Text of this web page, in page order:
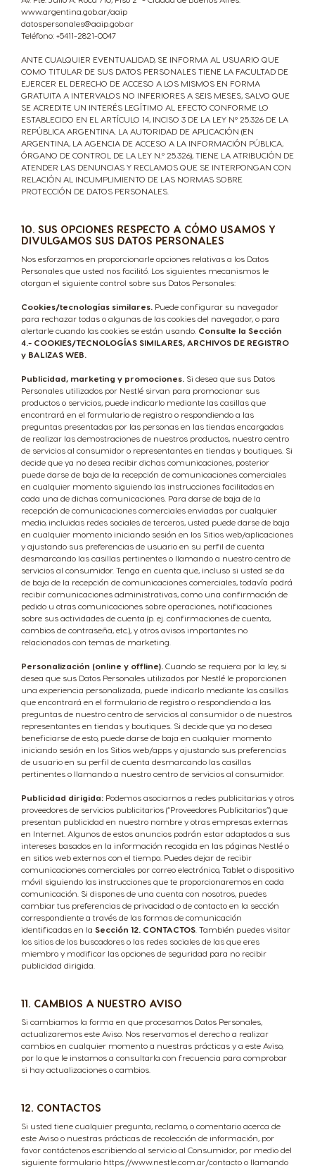
www.argentina.gob.ar/aaip
datospersonales@aaip.gob.ar
Teléfono: +5411-2821-0047
ANTE CUALQUIER EVENTUALIDAD, SE INFORMA AL USUARIO QUE
COMO TITULAR DE SUS DATOS PERSONALES TIENE LA FACULTAD DE
EJERCER EL DERECHO DE ACCESO A LOS MISMOS EN FORMA
GRATUITA A INTERVALOS NO INFERIORES A SEIS MESES, SALVO QUE
SE ACREDITE UN INTERÉS LEGÍTIMO AL EFECTO CONFORME LO
ESTABLECIDO EN EL ARTÍCULO 14, INCISO 3 DE LA LEY Nº 25.326 DE LA
REPÚBLICA ARGENTINA. LA AUTORIDAD DE APLICACIÓN (EN
ARGENTINA, LA AGENCIA DE ACCESO A LA INFORMACIÓN PÚBLICA,
ÓRGANO DE CONTROL DE LA LEY N.º 25.326), TIENE LA ATRIBUCIÓN DE
ATENDER LAS DENUNCIAS Y RECLAMOS QUE SE INTERPONGAN CON
RELACIÓN AL INCUMPLIMIENTO DE LAS NORMAS SOBRE
PROTECCIÓN DE DATOS PERSONALES.
10. SUS OPCIONES RESPECTO A CÓMO USAMOS Y
DIVULGAMOS SUS DATOS PERSONALES
Nos esforzamos en proporcionarle opciones relativas a los Datos
Personales que usted nos facilitó. Los siguientes mecanismos le
otorgan el siguiente control sobre sus Datos Personales:
Cookies/tecnologías similares. Puede configurar su navegador
para rechazar todas o algunas de las cookies del navegador, o para
alertarle cuando las cookies se están usando. Consulte la Sección
4.- COOKIES/TECNOLOGÍAS SIMILARES, ARCHIVOS DE REGISTRO
y BALIZAS WEB.
Publicidad, marketing y promociones. Si desea que sus Datos
Personales utilizados por Nestlé sirvan para promocionar sus
productos o servicios, puede indicarlo mediante las casillas que
encontrará en el formulario de registro o respondiendo a las
preguntas presentadas por las personas en las tiendas encargadas
de realizar las demostraciones de nuestros productos, nuestro centro
de servicios al consumidor o representantes en tiendas y boutiques. Si
decide que ya no desea recibir dichas comunicaciones, posterior
puede darse de baja de la recepción de comunicaciones comerciales
en cualquier momento siguiendo las instrucciones facilitadas en
cada una de dichas comunicaciones. Para darse de baja de la
recepción de comunicaciones comerciales enviadas por cualquier
medio, incluidas redes sociales de terceros, usted puede darse de baja
en cualquier momento iniciando sesión en los Sitios web/aplicaciones
y ajustando sus preferencias de usuario en su perfil de cuenta
desmarcando las casillas pertinentes o llamando a nuestro centro de
servicios al consumidor. Tenga en cuenta que, incluso si usted se da
de baja de la recepción de comunicaciones comerciales, todavía podrá
recibir comunicaciones administrativas, como una confirmación de
pedido u otras comunicaciones sobre operaciones, notificaciones
sobre sus actividades de cuenta (p. ej. confirmaciones de cuenta,
cambios de contraseña, etc.), y otros avisos importantes no
relacionados con temas de marketing.
Personalización (online y offline). Cuando se requiera por la ley, si
desea que sus Datos Personales utilizados por Nestlé le proporcionen
una experiencia personalizada, puede indicarlo mediante las casillas
que encontrará en el formulario de registro o respondiendo a las
preguntas de nuestro centro de servicios al consumidor o de nuestros
representantes en tiendas y boutiques. Si decide que ya no desea
beneficiarse de esto, puede darse de baja en cualquier momento
iniciando sesión en los Sitios web/apps y ajustando sus preferencias
de usuario en su perfil de cuenta desmarcando las casillas
pertinentes o llamando a nuestro centro de servicios al consumidor.
Publicidad dirigida: Podemos asociarnos a redes publicitarias y otros
proveedores de servicios publicitarios (“Proveedores Publicitarios”) que
presentan publicidad en nuestro nombre y otras empresas externas
en Internet. Algunos de estos anuncios podrán estar adaptados a sus
intereses basados en la información recogida en las páginas Nestlé o
en sitios web externos con el tiempo. Puedes dejar de recibir
comunicaciones comerciales por correo electrónico, Tablet o dispositivo
móvil siguiendo las instrucciones que te proporcionaremos en cada
comunicación. Si dispones de una cuenta con nosotros, puedes
cambiar tus preferencias de privacidad o de contacto en la sección
correspondiente a través de las formas de comunicación
identificadas en la Sección 12. CONTACTOS . También puedes visitar
los sitios de los buscadores o las redes sociales de las que eres
miembro y modificar las opciones de seguridad para no recibir
publicidad dirigida.
11. CAMBIOS A NUESTRO AVISO
Si cambiamos la forma en que procesamos Datos Personales,
actualizaremos este Aviso. Nos reservamos el derecho a realizar
cambios en cualquier momento a nuestras prácticas y a este Aviso,
por lo que le instamos a consultarla con frecuencia para comprobar
si hay actualizaciones o cambios.
12. CONTACTOS
Si usted tiene cualquier pregunta, reclamo, o comentario acerca de
este Aviso o nuestras prácticas de recolección de información, por
favor contáctenos escribiendo al servicio al Consumidor, por medio del
siguiente formulario https://www.nestle.com.ar/contacto o llamando
Thailand
Turkey
Turkish
UAE
English
UAE
Arabic
Ukraine
Ukrainian
United Kingdom
English
Spanish
English Spanish
Vietnamese